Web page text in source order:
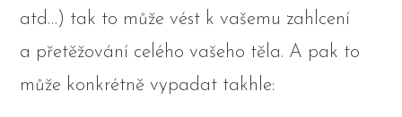
atd…) tak to může vést k vašemu zahlcení
a přetěžování celého vašeho těla. A pak to
může konkrétně vypadat takhle: